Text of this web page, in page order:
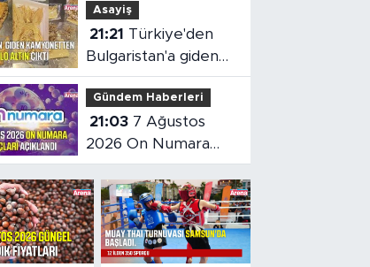
Asayiş
21:21
Bulgaristan'a giden
kamyonetten 5 kilo
altın çıktı
Gündem Haberleri
21:03
2026 On Numara
sonuçları açıklandı